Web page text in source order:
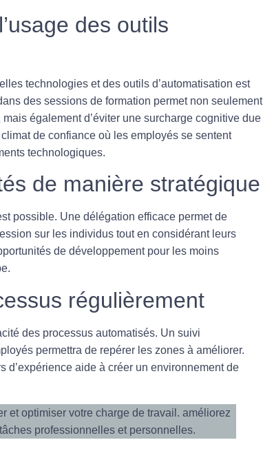
des outils
technologies et des outils d’automatisation est
des sessions de formation permet non seulement
également d’éviter une surcharge cognitive due
de confiance où les employés se sentent
technologiques.
de manière stratégique
possible. Une délégation efficace permet de
sur les individus tout en considérant leurs
de développement pour les moins
régulièrement
des processus automatisés. Un suivi
permettra de repérer les zones à améliorer.
d’expérience aide à créer un environnement de